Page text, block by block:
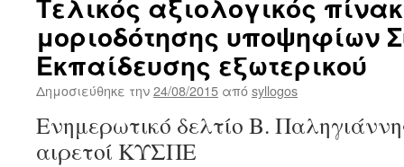
Τελικός αξιολογικός
μοριοδότησης υποψηφίων
Εκπαίδευσης εξωτερικού
Δημοσιεύθηκε την24/08/2015 απόsyllogos
Ενημερωτικό δελτίο Β.
αιρετοί ΚΥΣΠΕ